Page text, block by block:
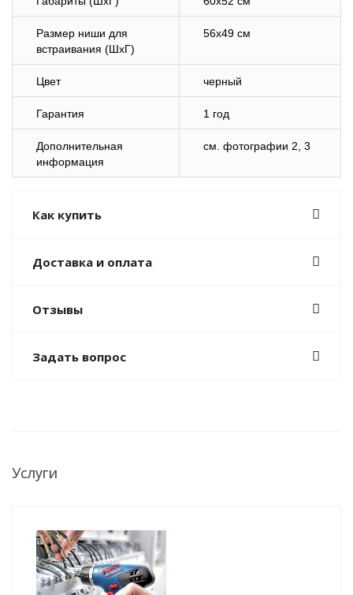
Размер ниши для
встраивания (ШхГ)
56х49 см
Цвет черный
Гарантия 1 год
Дополнительная
информация
cм. фотографии 2, 3
Как купить
Доставка и оплата
Отзывы
Задать вопрос
Услуги